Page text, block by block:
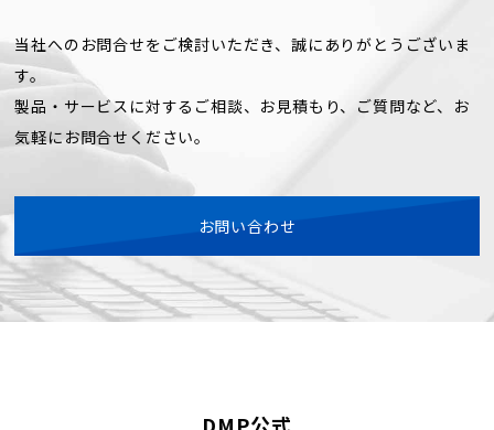
当社へのお問合せをご検討いただき、誠にありがとうございま
す。
製品・サービスに対するご相談、お見積もり、ご質問など、お
気軽にお問合せください。
お問い合わせ